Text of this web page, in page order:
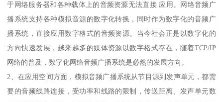
于网络服务器和各种载体上的音频资源无法直接 应用。网络音频广
播系统支持各种模拟音源的数字化转换，同时作为数字化的音频广
播系统，直接应用数字格式的音频资源。当今社会正是以数字化的
方向快速发展，越来越多的媒体资源以数字格式存在，随着TCP/IP
网络的普及，数字化网络音频广播系统是必然的发展方向。
2、在应用空间方面，模拟音频广播系统从节目源到发声单元，都需
要的音频线路连接，受功率和线路的限制，传送距离、发声单元数